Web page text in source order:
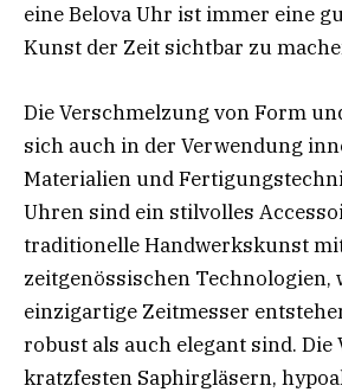
eine Belova Uhr ist immer eine
Kunst der Zeit sichtbar zu
Die Verschmelzung von Form
sich auch in der Verwendung
Materialien und
Uhren sind ein stilvolles
traditionelle Handwerkskunst
zeitgenössischen Technologien,
einzigartige Zeitmesser
robust als auch elegant sind. Die
kratzfesten Saphirgläsern,